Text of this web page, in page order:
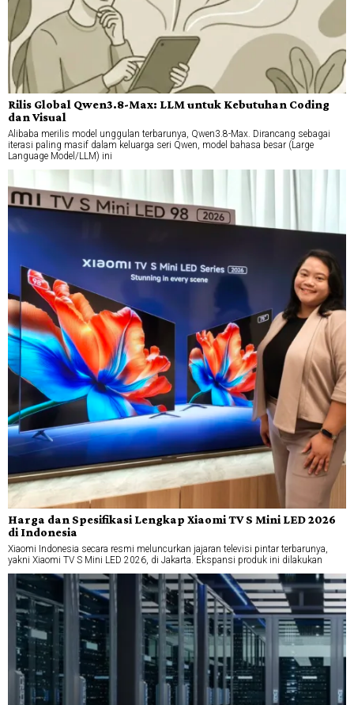
Rilis Global Qwen3.8-Max: LLM untuk Kebutuhan Coding
dan Visual
Alibaba merilis model unggulan terbarunya, Qwen3.8-Max. Dirancang sebagai
iterasi paling masif dalam keluarga seri Qwen, model bahasa besar (Large
Language Model/LLM) ini
Harga dan Spesifikasi Lengkap Xiaomi TV S Mini LED 2026
di Indonesia
Xiaomi Indonesia secara resmi meluncurkan jajaran televisi pintar terbarunya,
yakni Xiaomi TV S Mini LED 2026, di Jakarta. Ekspansi produk ini dilakukan